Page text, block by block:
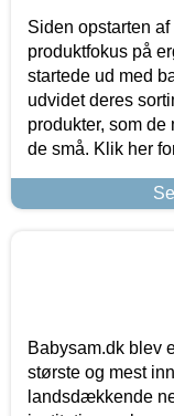
Siden opstarten
produktfokus på
startede ud med
udvidet deres
produkter, som de
de små. Klik her
Babysam.dk blev
største og mest
landsdækkende